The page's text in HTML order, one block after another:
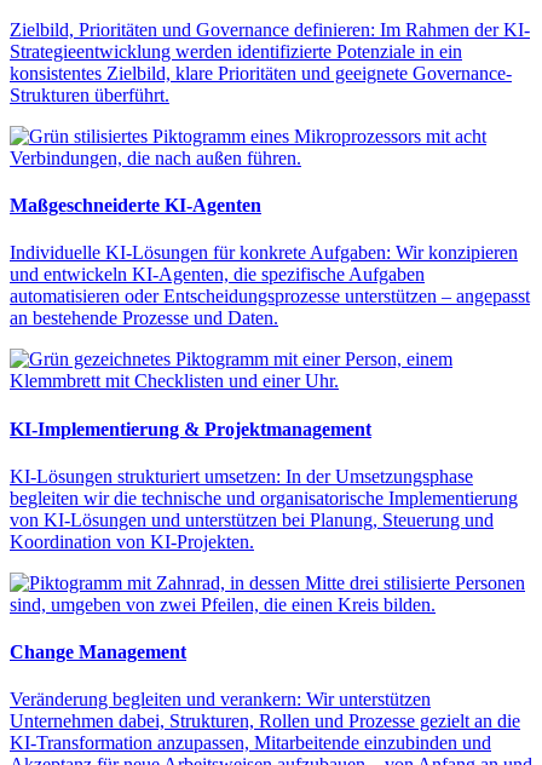
Zielbild, Prioritäten und Governance definieren: Im Rahmen der KI-
Strategieentwicklung werden identifizierte Potenziale in ein
konsistentes Zielbild, klare Prioritäten und geeignete Governance-
Strukturen überführt.
Maßgeschneiderte KI-Agenten
Individuelle KI-Lösungen für konkrete Aufgaben: Wir konzipieren
und entwickeln KI-Agenten, die spezifische Aufgaben
automatisieren oder Entscheidungsprozesse unterstützen – angepasst
an bestehende Prozesse und Daten.
KI-Implementierung & Projektmanagement
KI-Lösungen strukturiert umsetzen: In der Umsetzungsphase
begleiten wir die technische und organisatorische Implementierung
von KI-Lösungen und unterstützen bei Planung, Steuerung und
Koordination von KI-Projekten.
Change Management
Veränderung begleiten und verankern: Wir unterstützen
Unternehmen dabei, Strukturen, Rollen und Prozesse gezielt an die
KI-Transformation anzupassen, Mitarbeitende einzubinden und